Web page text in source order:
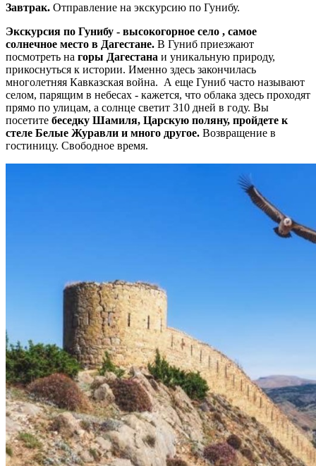
Завтрак. Отправление на экскурсию по Гунибу.
Экскурсия по Гунибу - высокогорное село , самое
солнечное место в Дагестане. В Гуниб приезжают
посмотреть на горы Дагестана и уникальную природу,
прикоснуться к истории. Именно здесь закончилась
многолетняя Кавказская война. А еще Гуниб часто называют
селом, парящим в небесах - кажется, что облака здесь проходят
прямо по улицам, а солнце светит 310 дней в году. Вы
посетите беседку Шамиля, Царскую поляну, пройдете к
стеле Белые Журавли и много другое. Возвращение в
гостиницу. Свободное время.